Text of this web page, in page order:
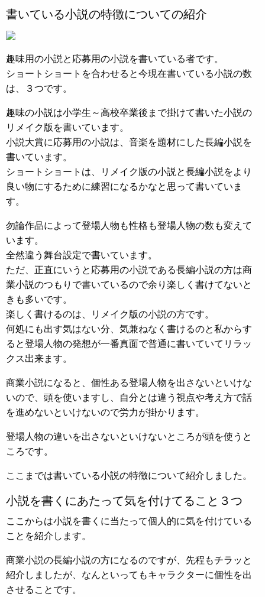
書いている小説の特徴についての紹介
趣味用の小説と応募用の小説を書いている者です。
ショートショートを合わせると今現在書いている小説の数
は、３つです。
趣味の小説は小学生～高校卒業後まで掛けて書いた小説の
リメイク版を書いています。
小説大賞に応募用の小説は、音楽を題材にした長編小説を
書いています。
ショートショートは、リメイク版の小説と長編小説をより
良い物にするために練習になるかなと思って書いていま
す。
勿論作品によって登場人物も性格も登場人物の数も変えて
います。
全然違う舞台設定で書いています。
ただ、正直にいうと応募用の小説である長編小説の方は商
業小説のつもりで書いているので余り楽しく書けてないと
きも多いです。
楽しく書けるのは、リメイク版の小説の方です。
何処にも出す気はない分、気兼ねなく書けるのと私からす
ると登場人物の発想が一番真面で普通に書いていてリラッ
クス出来ます。
商業小説になると、個性ある登場人物を出さないといけな
いので、頭を使いますし、自分とは違う視点や考え方で話
を進めないといけないので労力が掛かります。
登場人物の違いを出さないといけないところが頭を使うと
ころです。
ここまでは書いている小説の特徴について紹介しました。
小説を書くにあたって気を付けてること３つ
ここからは小説を書くに当たって個人的に気を付けている
ことを紹介します。
商業小説の長編小説の方になるのですが、先程もチラッと
紹介しましたが、なんといってもキャラクターに個性を出
させることです。